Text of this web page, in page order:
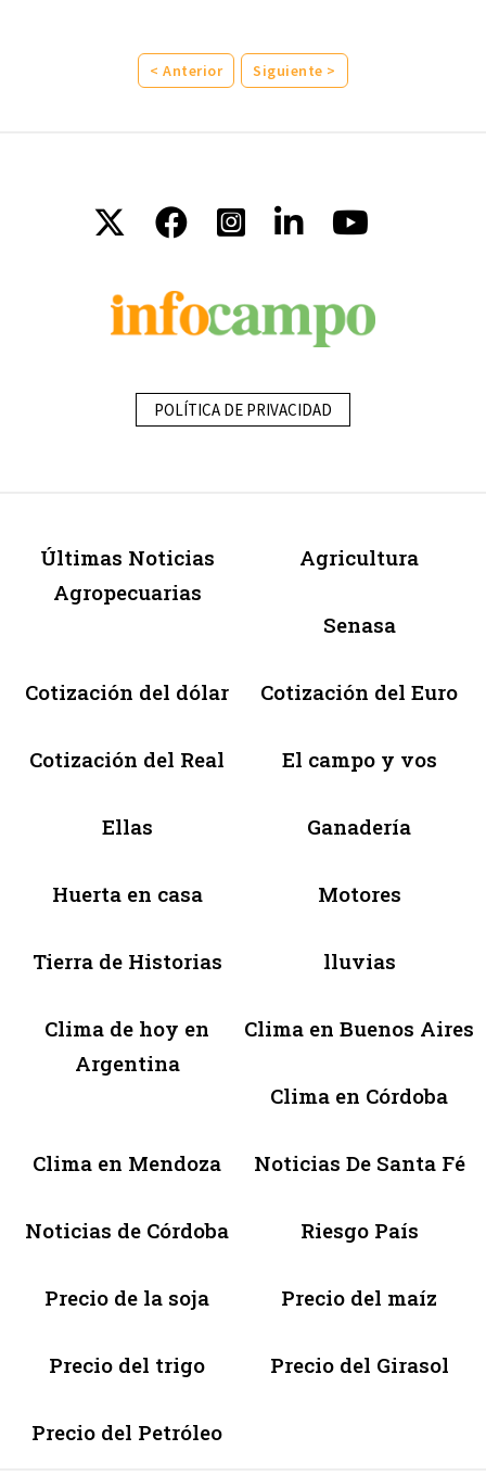
< Anterior Siguiente >
POLÍTICA DE PRIVACIDAD
Últimas Noticias
Agropecuarias
Agricultura
Senasa
Cotización del dólar Cotización del Euro
Cotización del Real El campo y vos
Ellas Ganadería
Huerta en casa Motores
Tierra de Historias lluvias
Clima de hoy en
Argentina
Clima en Buenos Aires
Clima en Córdoba
Clima en Mendoza Noticias De Santa Fé
Noticias de Córdoba Riesgo País
Precio de la soja Precio del maíz
Precio del trigo Precio del Girasol
Precio del Petróleo